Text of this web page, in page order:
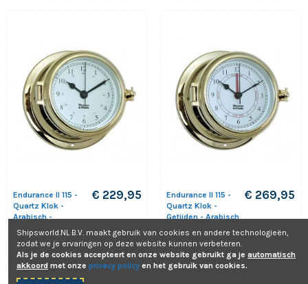
Endurance II 115 -
Quartz Klok -
Arabisch -
Messing - 152 mm
Weems & Plath
BAC3185
€ 229,95
Endurance II 115 -
Quartz Klok -
Getijden - Arabisch
- Messing - 152
mm
Weems & Plath
BAC3186
€ 269,95
Shipsworld.NL B.V. maakt gebruik van cookies en andere technologieën,
zodat we je ervaringen op deze website kunnen verbeteren.
Als je de cookies accepteert en onze website gebruikt ga je automatisch
akkoord met onze privacy policy en het gebruik van cookies.